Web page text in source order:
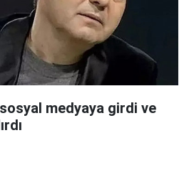
medyaya girdi ve